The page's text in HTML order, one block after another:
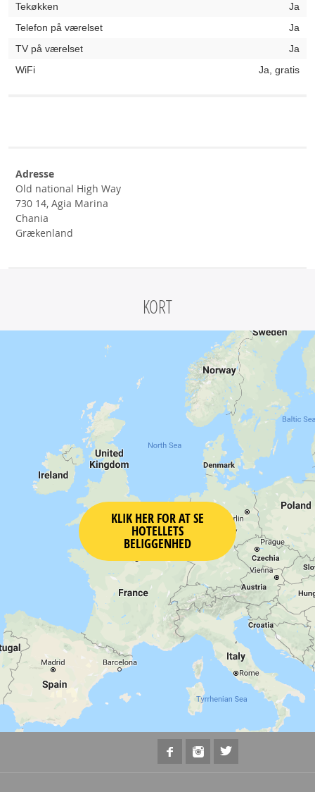
Tekøkken
Ja
Telefon på værelset
Ja
TV på værelset
Ja
WiFi
Ja, gratis
Adresse
Old national High Way
730 14, Agia Marina
Chania
Grækenland
KORT
KLIK HER FOR AT SE
HOTELLETS
BELIGGENHED